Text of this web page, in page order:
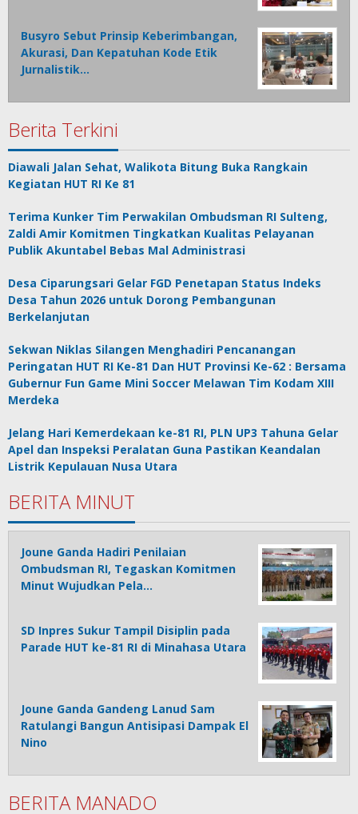
Busyro Sebut Prinsip Keberimbangan,
Akurasi, Dan Kepatuhan Kode Etik
Jurnalistik…
Berita Terkini
Diawali Jalan Sehat, Walikota Bitung Buka Rangkain
Kegiatan HUT RI Ke 81
Terima Kunker Tim Perwakilan Ombudsman RI Sulteng,
Zaldi Amir Komitmen Tingkatkan Kualitas Pelayanan
Publik Akuntabel Bebas Mal Administrasi
Desa Ciparungsari Gelar FGD Penetapan Status Indeks
Desa Tahun 2026 untuk Dorong Pembangunan
Berkelanjutan
Sekwan Niklas Silangen Menghadiri Pencanangan
Peringatan HUT RI Ke-81 Dan HUT Provinsi Ke-62 : Bersama
Gubernur Fun Game Mini Soccer Melawan Tim Kodam XIII
Merdeka
Jelang Hari Kemerdekaan ke-81 RI, PLN UP3 Tahuna Gelar
Apel dan Inspeksi Peralatan Guna Pastikan Keandalan
Listrik Kepulauan Nusa Utara
BERITA MINUT
Joune Ganda Hadiri Penilaian
Ombudsman RI, Tegaskan Komitmen
Minut Wujudkan Pela…
SD Inpres Sukur Tampil Disiplin pada
Parade HUT ke-81 RI di Minahasa Utara
Joune Ganda Gandeng Lanud Sam
Ratulangi Bangun Antisipasi Dampak El
Nino
BERITA MANADO